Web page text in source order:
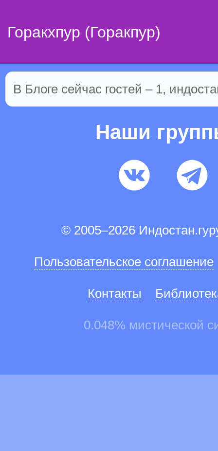
Горакхпур (Горакпур)
В Блоге сейчас гостей – 1,
Наши
© 2005–2026
Пользовательское соглашение
Контакты
0.048% мистической